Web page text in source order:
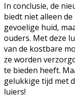
In conclusie, de
biedt niet alleen de
gevoelige huid,
ouders. Met deze
van de kostbare
ze worden
te bieden heeft.
gelukkige tijd met
luiers!